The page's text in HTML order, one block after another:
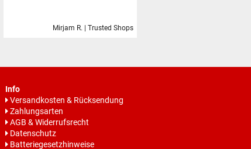
Mirjam R. | Trusted Shops
Info
Versandkosten & Rücksendung
Zahlungsarten
AGB & Widerrufsrecht
Datenschutz
Batteriegesetzhinweise